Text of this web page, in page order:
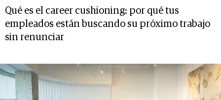
Qué es el career cushioning: por qué tus
empleados están buscando su próximo trabajo
sin renunciar